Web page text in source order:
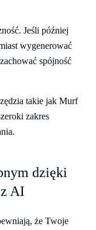
Jeśli później
wygenerować
spójność
takie jak Murf
zakres
dzięki
AI
że Twoje